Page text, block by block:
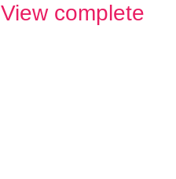
View complete